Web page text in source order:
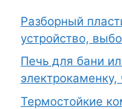
Разборный
устройство,
Печь для бани
Термостойкие